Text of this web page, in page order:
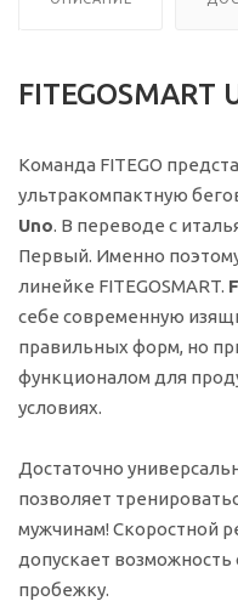
FITEGOSMART
Команда FITEGO
ультракомпактную
Uno. В переводе с
Первый. Именно
линейке FITEGOSMART.
себе современную
правильных форм, но
функционалом для
условиях.
Достаточно
позволяет
мужчинам! Скоростной
допускает
пробежку.